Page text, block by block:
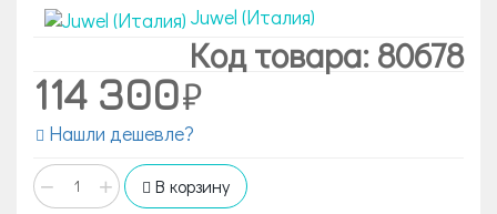
Juwel (Италия)
Код товара: 80678
114 300
Нашли дешевле?
− + В корзину